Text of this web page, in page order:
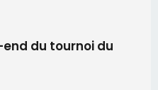
du tournoi du